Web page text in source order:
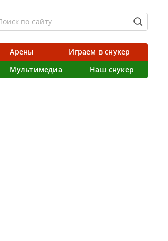
Арены
Играем в снукер
Мультимедиа Наш снукер